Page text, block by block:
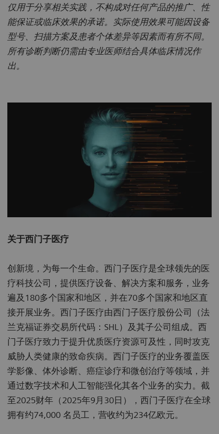
仅用于分享相关实践，不构成对任何产品的推广、性
能保证或临床效果的承诺。实际使用效果可能因设备
型号、扫描方案及患者个体差异等因素而有所不同。
所有诊断判断仍需由专业医师结合具体临床情况作
出。
关于西门子医疗
创新境，为每一个生命。西门子医疗是全球领先的医
疗科技公司，提供医疗设备、解决方案和服务，业务
遍及180多个国家和地区，并在70多个国家和地区直
接开展业务。西门子医疗由西门子医疗股份公司（法
兰克福证券交易所代码：SHL）及其子公司组成。西
门子医疗致力于提升优质医疗资源可及性，同时攻克
威胁人类健康的致命疾病。西门子医疗的业务覆盖医
学影像、体外诊断、癌症诊疗和微创治疗等领域，并
通过数字技术和人工智能强化其各个业务的实力。截
至2025财年（2025年9月30日），西门子医疗在全球
拥有约74,000 名员工，营收约为234亿欧元。